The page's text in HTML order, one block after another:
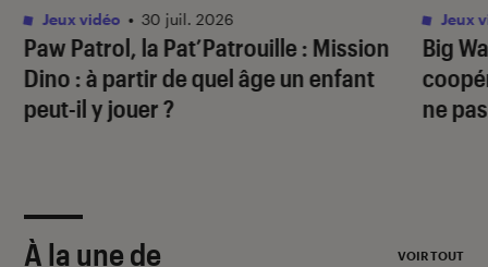
Paw Patrol, la Pat’Patrouille : Mission
Dino : à partir de quel âge un enfant
peut-il y jouer ?
Jeux vidéo • 30 juil. 2026
Big
ne
Jeux
À la une de
VOIR TOUT